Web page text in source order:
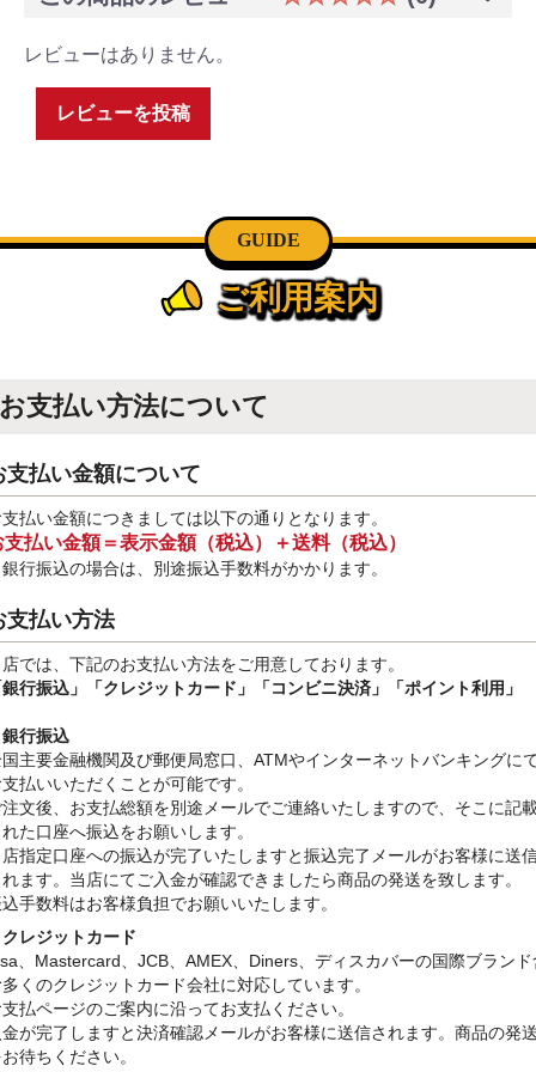
レビューはありません。
レビューを投稿
GUIDE
ご利用案内
お支払い方法について
支払い金額について
払い金額につきましては以下の通りとなります。
支払い金額＝表示金額（税込）＋送料（税込）
行振込の場合は、別途振込手数料がかかります。
支払い方法
では、下記のお支払い方法をご用意しております。
行振込」
「クレジットカード」「コンビニ決済」「ポイント利用」
行振込
主要金融機関及び郵便局窓口、ATMやインターネットバンキングに
払いいただくことが可能です。
文後、お支払総額を別途メールでご連絡いたしますので、そこに記
た口座へ振込をお願いします。
指定口座への振込が完了いたしますと振込完了メールがお客様に送
ます。当店にてご入金が確認できましたら商品の発送を致します。
手数料はお客様負担でお願いいたします。
レジットカード
、Mastercard、JCB、AMEX、Diners、ディスカバーの国際ブランド
くのクレジットカード会社に対応しています。
払ページのご案内に沿ってお支払ください。
が完了しますと決済確認メールがお客様に送信されます。商品の発
待ちください。